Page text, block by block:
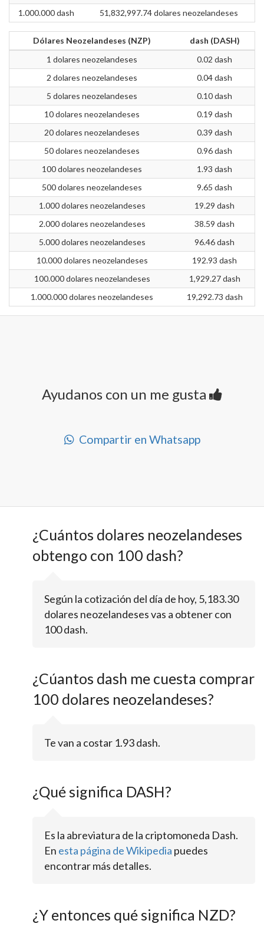
1.000.000 dash
51,832,997.74 dolares neozelandeses
Dólares Neozelandeses (NZP)
dash (DASH)
1 dolares neozelandeses
0.02 dash
2 dolares neozelandeses
0.04 dash
5 dolares neozelandeses
0.10 dash
10 dolares neozelandeses
0.19 dash
20 dolares neozelandeses
0.39 dash
50 dolares neozelandeses
0.96 dash
100 dolares neozelandeses
1.93 dash
500 dolares neozelandeses
9.65 dash
1.000 dolares neozelandeses
19.29 dash
2.000 dolares neozelandeses
38.59 dash
5.000 dolares neozelandeses
96.46 dash
10.000 dolares neozelandeses
192.93 dash
100.000 dolares neozelandeses
1,929.27 dash
1.000.000 dolares neozelandeses
19,292.73 dash
Ayudanos con un me gusta
Compartir en Whatsapp
¿Cuántos dolares neozelandeses
obtengo con 100 dash?
Según la cotización del día de hoy, 5,183.30
dolares neozelandeses vas a obtener con
100 dash.
¿Cúantos dash me cuesta comprar
100 dolares neozelandeses?
Te van a costar 1.93 dash.
¿Qué significa DASH?
Es la abreviatura de la criptomoneda Dash.
En esta página de Wikipedia puedes
encontrar más detalles.
¿Y entonces qué significa NZD?